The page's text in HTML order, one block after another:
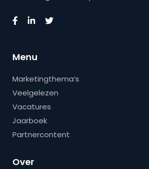
Menu
Marketingthema’s
Veelgelezen
Vacatures
Jaarboek
Partnercontent
Over